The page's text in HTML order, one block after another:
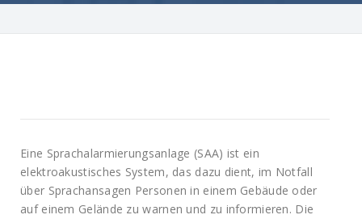
Eine Sprachalarmierungsanlage (SAA) ist ein
elektroakustisches System, das dazu dient, im Notfall
über Sprachansagen Personen in einem Gebäude oder
auf einem Gelände zu warnen und zu informieren. Die